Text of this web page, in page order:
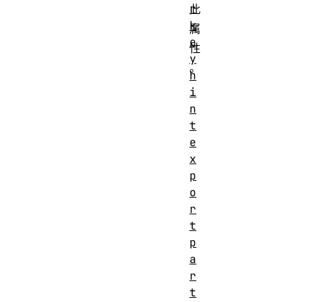
此
属
性
。
r
k
e
y
h
i
n
t
e
x
p
o
r
t
p
a
r
t